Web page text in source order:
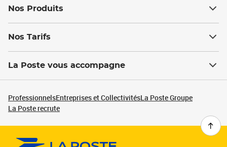
Nos Produits
Nos Tarifs
La Poste vous accompagne
ProfessionnelsEntreprises et CollectivitésLa Poste Groupe
La Poste recrute